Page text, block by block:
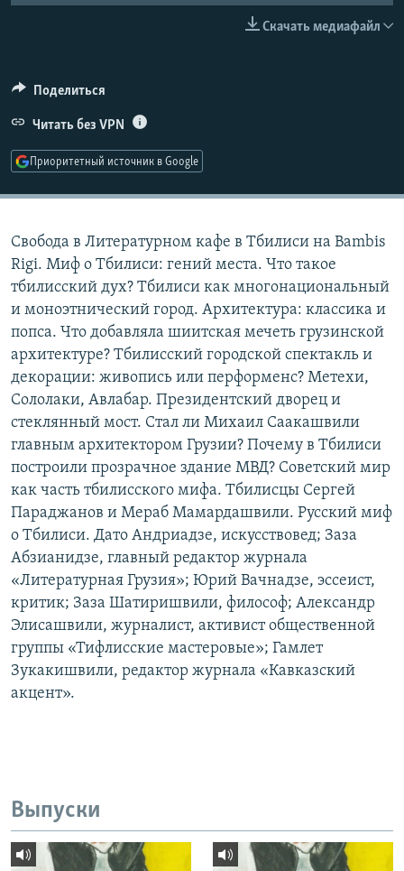
СОЦИАЛЬНЫЕ СЕТИ
Скачать медиафайл
Поделиться
Читать без VPN
Приоритетный источник в Google
Свобода в Литературном кафе в Тбилиси на Bambis
Rigi. Миф о Тбилиси: гений места. Что такое
тбилисский дух? Тбилиси как многонациональный
и моноэтнический город. Архитектура: классика и
попса. Что добавляла шиитская мечеть грузинской
архитектуре? Тбилисский городской спектакль и
декорации: живопись или перформенс? Метехи,
Сололаки, Авлабар. Президентский дворец и
стеклянный мост. Стал ли Михаил Саакашвили
главным архитектором Грузии? Почему в Тбилиси
построили прозрачное здание МВД? Советский мир
как часть тбилисского мифа. Тбилисцы Сергей
Параджанов и Мераб Мамардашвили. Русский миф
о Тбилиси. Дато Андриадзе, искусствовед; Заза
Абзианидзе, главный редактор журнала
«Литературная Грузия»; Юрий Вачнадзе, эссеист,
критик; Заза Шатиришвили, философ; Александр
Элисашвили, журналист, активист общественной
группы «Тифлисские мастеровые»; Гамлет
Зукакишвили, редактор журнала «Кавказский
акцент».
Выпуски